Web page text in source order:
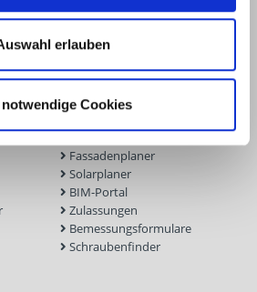
erlauben
Cookies
Service
ECS-Software
Fassadenplaner
Solarplaner
BIM-Portal
Zulassungen
Bemessungsformulare
Schraubenfinder